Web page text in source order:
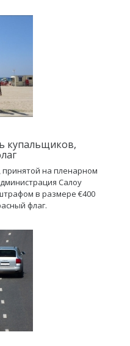
купальщиков,
принятой на пленарном
Салоу
в размере €400
флаг.